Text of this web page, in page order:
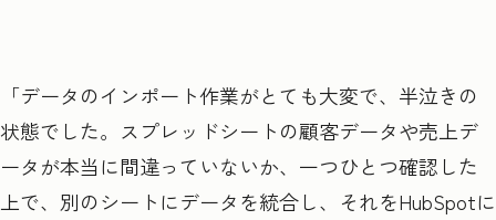
「データのインポート作業がとても大変で、半泣きの
状態でした。スプレッドシートの顧客データや売上デ
ータが本当に間違っていないか、一つひとつ確認した
上で、別のシートにデータを統合し、それをHubSpotに